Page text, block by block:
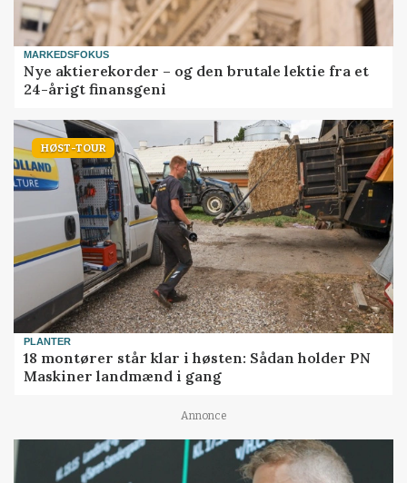
MARKEDSFOKUS
Nye aktierekorder – og den brutale lektie fra et
24-årigt finansgeni
HØST-TOUR
PLANTER
18 montører står klar i høsten: Sådan holder PN
Maskiner landmænd i gang
Annonce